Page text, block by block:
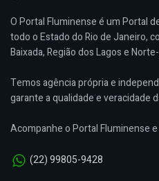
O Portal Fluminense é um Portal
todo o Estado do Rio de Janeiro,
Baixada, Região dos Lagos e
Temos agência própria e
garante a qualidade e veracidade
Acompanhe o Portal Fluminense
(22) 99805-9428